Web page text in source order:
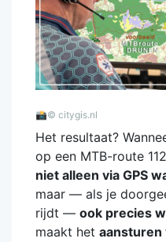
📸© citygis.nl
Het resultaat?
op een MTB-route
niet alleen via GPS
maar — als je
rijdt — ook precies
maakt het aansturen